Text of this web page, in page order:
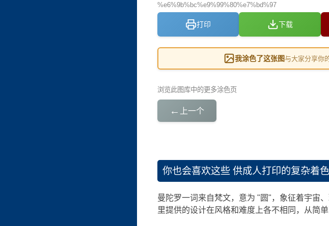
%e6%9b%bc%e9%99%80%e7%bd%97
打印 下载
我涂色了这张图与大家分享你
浏览此图库中的更多涂色页
← 上一个
你也会喜欢这些 供成人打印的复杂着
曼陀罗一词来自梵文，意为 "圆"，象征着宇宙
里提供的设计在风格和难度上各不相同，从简单